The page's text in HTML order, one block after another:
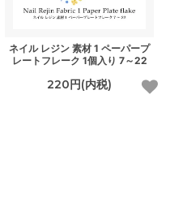
ネイル レジン 素材 1 ペーパープ
レートフレーク 1個入り 7～22
220円(内税)